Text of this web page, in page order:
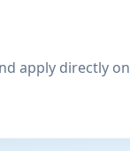
apply directly on